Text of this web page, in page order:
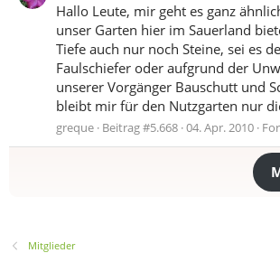
Hallo Leute, mir geht es ganz
unser Garten hier im Sauerland
Tiefe auch nur noch Steine, sei es
Faulschiefer oder aufgrund der
unserer Vorgänger Bauschutt und
bleibt mir für den Nutzgarten nur
greque Beitrag #5.668 04. Apr. 2010
Mitglieder